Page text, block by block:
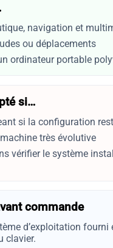
navigation et
ou déplacements
ordinateur portable
si…
si la configuration
très évolutive
vérifier le système
commande
d’exploitation fourni
clavier.